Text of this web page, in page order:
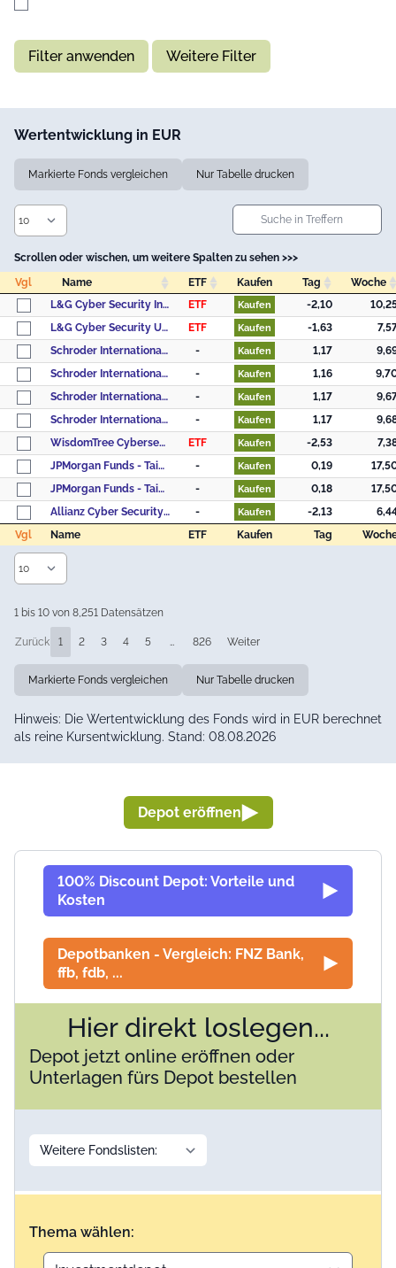
Filter anwenden Weitere Filter
Wertentwicklung in EUR
Markierte Fonds vergleichen Nur Tabelle drucken
Scrollen oder wischen, um weitere Spalten zu sehen >>>
Vgl
Name ETF Kaufen Tag
Woche
Vgl
Name ETF Kaufen Tag Woche
Vgl Name ETF Kaufen Tag
L&G Cyber Security Innovation UCITS ETF ETF Kaufen -2,10
L&G Cyber Security UCITS ETF USD Accumulating ETF
ETF Kaufen -1,63
Schroder International Selection Fund Taiwanese Equity A Accumulation USD
- Kaufen 1,17
Schroder International Selection Fund Taiwanese Equity A Distribution USD AV
- Kaufen 1,16
Schroder International Selection Fund Taiwanese Equity B Accumulation USD
- Kaufen 1,17
Schroder International Selection Fund Taiwanese Equity B Distribution USD AV
- Kaufen 1,17
WisdomTree Cybersecurity UCITS ETF - USD Acc
ETF Kaufen -2,53
JPMorgan Funds - Taiwan Fund - JPM Taiwan A (acc) - USD
- Kaufen 0,19
JPMorgan Funds - Taiwan Fund - JPM Taiwan A (dist) - USD
- Kaufen 0,18
Allianz Cyber Security - AT - USD
- Kaufen -2,13
Vgl
Name ETF Kaufen Tag
1 bis 10 von 8,251 Datensätzen
Zurück 1 2 3 4 5 … 826 Weiter
Markierte Fonds vergleichen Nur Tabelle drucken
Hinweis: Die Wertentwicklung des Fonds wird in EUR berechnet
als reine Kursentwicklung. Stand: 08.08.2026
Depot eröffnen
100% Discount Depot: Vorteile und
Kosten
Depotbanken - Vergleich: FNZ Bank,
ffb, fdb, ...
Hier direkt loslegen...
Depot jetzt online eröffnen oder
Unterlagen fürs Depot bestellen
Thema wählen: